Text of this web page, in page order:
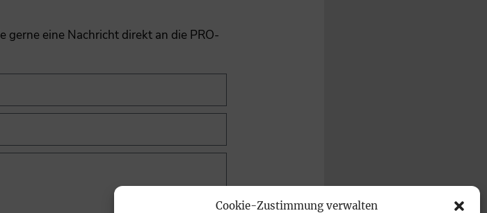
Cookie-Zustimmung verwalten
gerne eine Nachricht direkt an die PRO-